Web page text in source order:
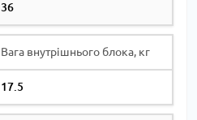
36
Вага внутрішнього блока, кг
17.5